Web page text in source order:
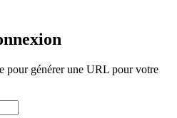
pour générer une URL pour votre